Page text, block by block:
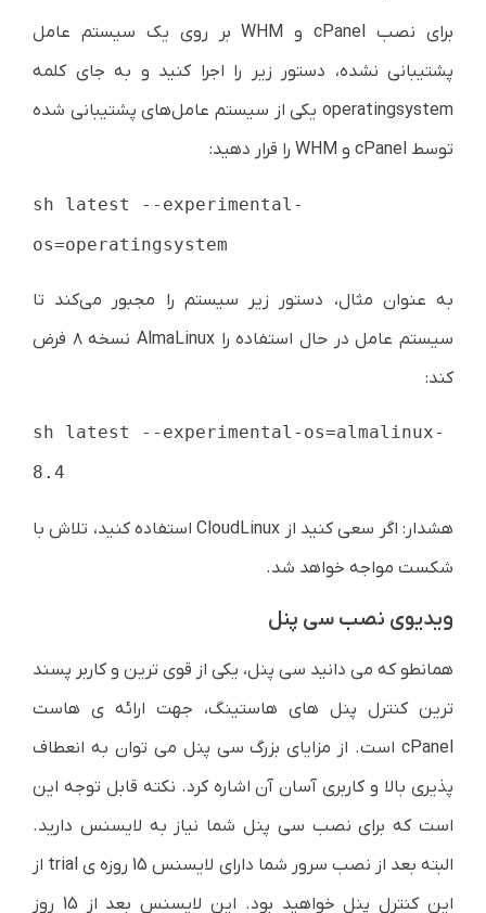
برای نصب cPanel و WHM بر روی یک سیستم عامل
پشتیبانی نشده، دستور زیر را اجرا کنید و به جای کلمه
operatingsystem یکی از سیستم عامل‌های پشتیبانی شده
توسط cPanel و WHM را قرار دهید:
sh latest --experimental-
os=operatingsystem
به عنوان مثال، دستور زیر سیستم را مجبور می‌کند تا
سیستم عامل در حال استفاده را AlmaLinux نسخه ۸ فرض
کند:
sh latest --experimental-os=almalinux-
8.4
هشدار: اگر سعی کنید از CloudLinux استفاده کنید، تلاش با
شکست مواجه خواهد شد.
ویدیوی نصب سی پنل
همانطو که می دانید سی پنل، یکی از قوی ترین و کاربر پسند
ترین کنترل پنل های هاستینگ، جهت ارائه ی هاست
cPanel است. از مزایای بزرگ سی پنل می توان به انعطاف
پذیری بالا و کاربری آسان آن اشاره کرد. نکته قابل توجه این
است که برای نصب سی پنل شما نیاز به لایسنس دارید.
البته بعد از نصب سرور شما دارای لایسنس 15 روزه ی trial از
این کنترل پنل خواهید بود. این لایسنس بعد از 15 روز